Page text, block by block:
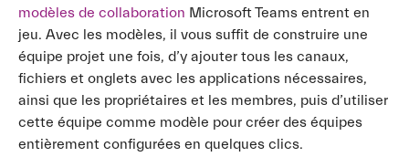
modèles de collaboration Microsoft Teams entrent en
jeu. Avec les modèles, il vous suffit de construire une
équipe projet une fois, d’y ajouter tous les canaux,
fichiers et onglets avec les applications nécessaires,
ainsi que les propriétaires et les membres, puis d’utiliser
cette équipe comme modèle pour créer des équipes
entièrement configurées en quelques clics.